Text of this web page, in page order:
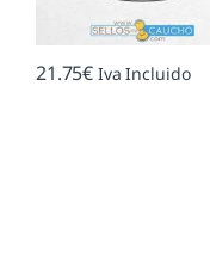
21.75€ Iva Incluido